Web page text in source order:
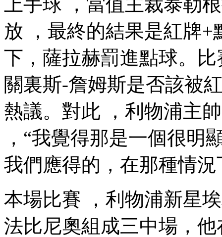
放 ，最終的結果是紅牌
下，薩拉赫罰進點球
關裏斯-詹姆斯是否該被紅
熱議。對此 ，利物浦
，“我覺得那是一個很明
我們應得的，在那種情
本場比賽 ，利物浦新星埃
法比尼奧組成三中場，